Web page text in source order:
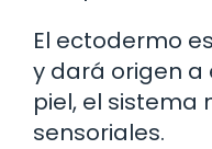
El ectodermo
y dará origen a
piel, el sistema
sensoriales.